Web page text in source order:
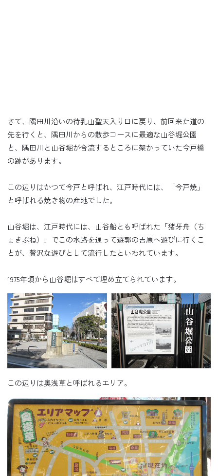
さて、隅田川沿いの待乳山聖天入り口に戻り、前回来た道の
先を行くと、隅田川からの散歩コースに最適な山谷堀公園
と、隅田川と山谷堀が合流するところに架かっていた今戸橋
の跡があります。
この辺りはかつて今戸と呼ばれ、江戸時代には、「今戸焼」
と呼ばれる焼き物の産地でした。
山谷堀は、江戸時代には、山谷船とも呼ばれた「猪牙舟（ち
ょきぶね）」でこの水路を通って遊郭の吉原へ遊びに行くこ
とが、贅沢な遊びとして流行したといわれています。
1975年頃から山谷堀はすべて埋め立てられています。
この辺りは奥浅草と呼ばれるエリア。